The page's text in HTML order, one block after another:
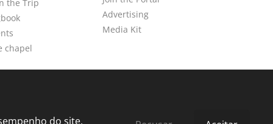
the Trip
chapel
Advertising
Media Kit
do site.